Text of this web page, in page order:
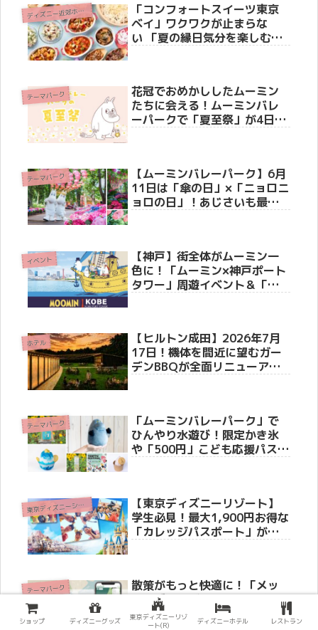
デ
ィズニー近郊ホテル
「コンフォートスイーツ東京
ベイ」ワクワクが止まらな
い 「夏の縁日気分を楽しむ、
テーマパーク
花冠でおめかししたムーミン
たちに会える！ムーミンバレ
ーパークで「夏至祭」が4日間
テーマパーク
【ムーミンバレーパーク】6月
11日は「傘の日」×「ニョロニ
ョロの日」！あじさいも最盛
イベント
【神戸】街全体がムーミン一
色に！「ムーミン×神戸ポート
タワー」周遊イベント＆「ト
ホテル
【ヒルトン成田】2026年7月
17日！機体を間近に望むガー
デンBBQが全面リニューア
テーマパーク
「ムーミンバレーパーク」で
ひんやり水遊び！限定かき氷
や「500円」こども応援パスな
東
京ディズニーシー(R)
【東京ディズニーリゾート】
学生必見！最大1,900円お得な
「カレッジパスポート」がこ
テーマパーク
散策がもっと快適に！「メッ
ツァビレッジ＆ムーミンバレ
ーパーク」がデジタルマップ
ショップ ディズニーグッズ
東京ディズニーリゾ
ート(R)
ディズニーホテル レストラン